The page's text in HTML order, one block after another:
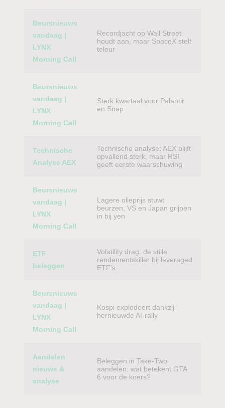
Beursnieuws
vandaag |
LYNX
Morning Call
Recordjacht op Wall Street
houdt aan, maar SpaceX stelt
teleur
Beursnieuws
vandaag |
LYNX
Morning Call
Sterk kwartaal voor Palantir
en Snap
Technische
Analyse AEX
Technische analyse: AEX blijft
opvallend sterk, maar RSI
geeft eerste waarschuwing
Beursnieuws
vandaag |
LYNX
Morning Call
Lagere olieprijs stuwt
beurzen, VS en Japan grijpen
in bij yen
ETF
beleggen
Volatility drag: de stille
rendementskiller bij leveraged
ETF’s
Beursnieuws
vandaag |
LYNX
Morning Call
Kospi explodeert dankzij
hernieuwde AI-rally
Aandelen
nieuws &
analyse
Beleggen in Take-Two
aandelen: wat betekent GTA
6 voor de koers?